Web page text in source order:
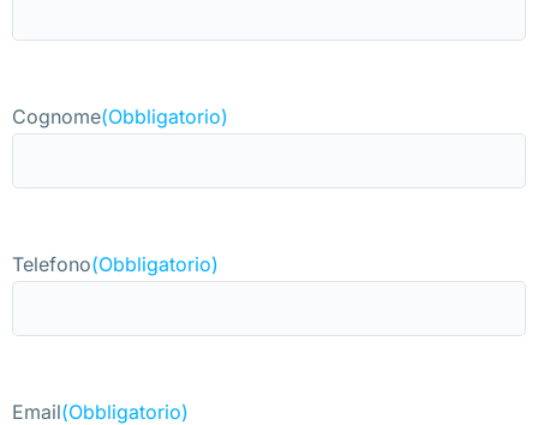
Cognome(Obbligatorio)
Telefono(Obbligatorio)
Email(Obbligatorio)